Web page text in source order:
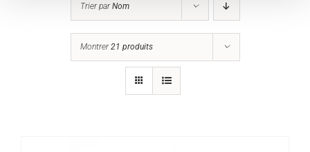
Trier parNom
Montrer21 produits